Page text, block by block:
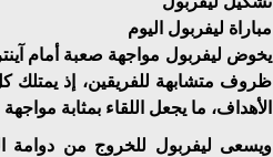
مباراة ليفربول اليوم
يخوض ليفربول مواجهة صعبة أمام
الأهداف، ما يجعل اللقاء بمثابة
ويسعى ليفربول للخروج من دوامة